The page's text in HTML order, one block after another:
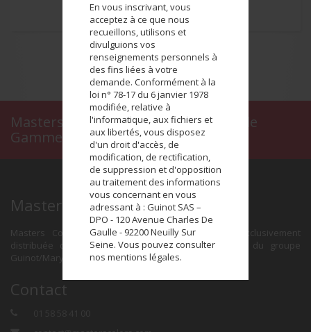
En vous inscrivant, vous
acceptez à ce que nous
recueillons, utilisons et
divulguions vos
renseignements personnels à
des fins liées à votre
demande. Conformément à la
loi n° 78-17 du 6 janvier 1978
modifiée, relative à
l'informatique, aux fichiers et
aux libertés, vous disposez
d'un droit d'accès, de
modification, de rectification,
de suppression et d'opposition
au traitement des informations
vous concernant en vous
adressant à : Guinot SAS –
DPO - 120 Avenue Charles De
Gaulle - 92200 Neuilly Sur
Seine. Vous pouvez consulter
nos mentions légales.
Masters Colors, le Maquillage Haut de
Gamme en Institut de Beauté
Masters Colors
Masters Colors est une marque de maquillage exclusivement
distribuée dans le réseau des Instituts de Beauté du groupe
Guinot/Mary Cohr.
Contact